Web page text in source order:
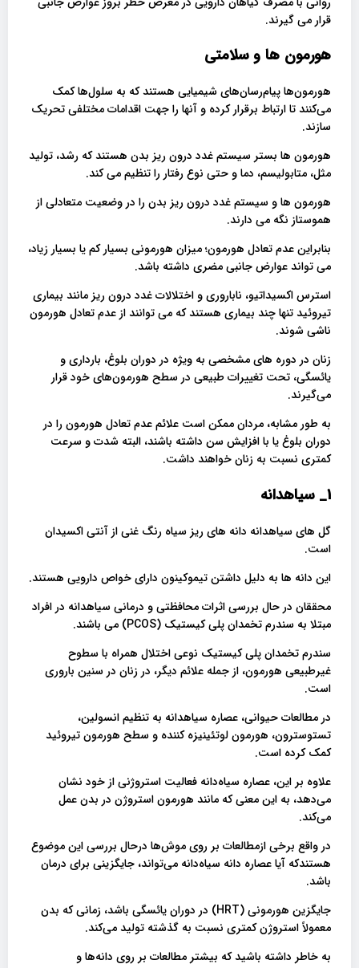
قرار می گیرند.
هورمون ها و سلامتی
هورمون‌ها پیام‌رسان‌های شیمیایی هستند که به سلول‌ها کمک
می‌کنند تا ارتباط برقرار کرده و آنها را جهت اقدامات مختلفی تحریک
سازند.
هورمون ها بستر سیستم غدد درون ریز بدن هستند که رشد، تولید
مثل، متابولیسم، دما و حتی نوع رفتار را تنظیم می کند.
هورمون ها و سیستم غدد درون ریز بدن را در وضعیت متعادلی از
هموستاز نگه می دارند.
بنابراین عدم تعادل هورمون؛ میزان هورمونی بسیار کم یا بسیار زیاد،
می تواند عوارض جانبی مضری داشته باشد.
استرس اکسیداتیو، ناباروری و اختلالات غدد درون ریز مانند بیماری
تیروئید تنها چند بیماری هستند که می توانند از عدم تعادل هورمون
ناشی شوند.
زنان در دوره های مشخصی به ویژه در دوران بلوغ، بارداری و
یائسگی، تحت تغییرات طبیعی در سطح هورمون‌های خود قرار
می‌گیرند.
به طور مشابه، مردان ممکن است علائم عدم تعادل هورمون را در
دوران بلوغ یا با افزایش سن داشته باشند، البته شدت و سرعت
کمتری نسبت به زنان خواهند داشت.
1_ سیاهدانه
گل های سیاهدانه دانه های ریز سیاه رنگ غنی از آنتی اکسیدان
است.
این دانه ها به دلیل داشتن تیموکینون دارای خواص دارویی هستند.
محققان در حال بررسی اثرات محافظتی و درمانی سیاهدانه در افراد
مبتلا به سندرم تخمدان پلی کیستیک (PCOS) می باشند.
سندرم تخمدان پلی کیستیک نوعی اختلال همراه با سطوح
غیرطبیعی هورمون، از جمله علائم دیگر، در زنان در سنین باروری
است.
در مطالعات حیوانی، عصاره سیاهدانه به تنظیم انسولین،
تستوسترون، هورمون لوتئینیزه کننده و سطح هورمون تیروئید
کمک کرده است.
علاوه بر این، عصاره سیاه‌دانه فعالیت استروژنی از خود نشان
می‌دهد، به این معنی که مانند هورمون استروژن در بدن عمل
می‌کند.
در واقع برخی ازمطالعات بر روی موش‌ها درحال بررسی این موضوع
هستندکه آیا عصاره دانه سیاه‌دانه می‌تواند، جایگزینی برای درمان
باشد.
جایگزین هورمونی (HRT) در دوران یائسگی باشد، زمانی که بدن
معمولاً استروژن کمتری نسبت به گذشته تولید می‌کند.
به خاطر داشته باشید که بیشتر مطالعات بر روی دانه‌ها و